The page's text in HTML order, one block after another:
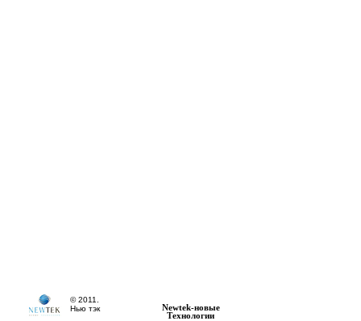
© 2011.
Нью тэк
Newtek-новые
Технологии